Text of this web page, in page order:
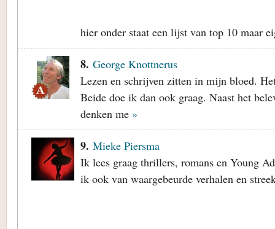
hier onder staat een lijst van top 10 maar
8. George Knottnerus
Lezen en schrijven zitten in mijn bloed.
Beide doe ik dan ook graag. Naast het
denken me »
9. Mieke Piersma
Ik lees graag thrillers, romans en Young
ik ook van waargebeurde verhalen en